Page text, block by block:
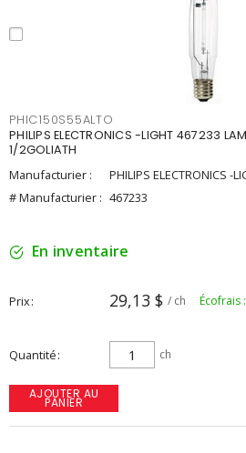
PHIC150S55ALTO
PHILIPS ELECTRONICS -LIGHT 467233
1/2GOLIATH
Manufacturier :
PHILIPS ELECTRONICS -
# Manufacturier : 467233
En inventaire
Prix 29,13 $ / ch Écofrais
Quantité ch
AJOUTER AU
PANIER